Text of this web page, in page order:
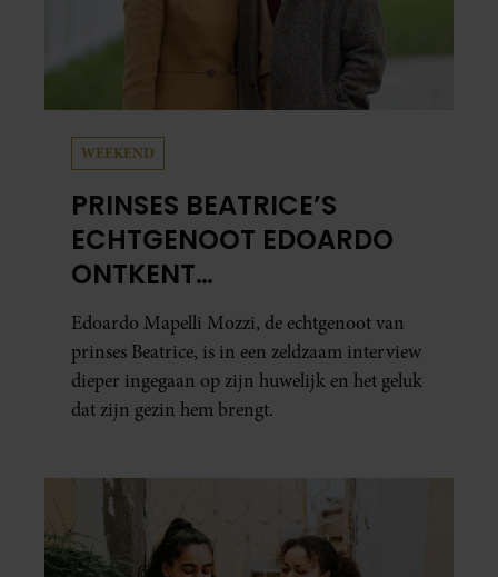
WEEKEND
PRINSES BEATRICE’S
ECHTGENOOT EDOARDO
ONTKENT
HUWELIJKSPROBLEMEN
Edoardo Mapelli Mozzi, de echtgenoot van
prinses Beatrice, is in een zeldzaam interview
dieper ingegaan op zijn huwelijk en het geluk
dat zijn gezin hem brengt.